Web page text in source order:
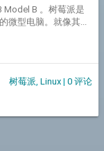
Model B 。树莓派是
微型电脑。就像其...
树莓派,Linux |0 评论